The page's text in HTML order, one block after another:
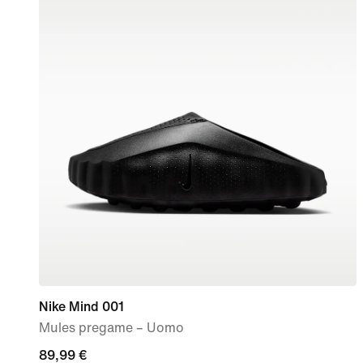
Nike Mind 001
Mules pregame – Uomo
89,99
89,99 €